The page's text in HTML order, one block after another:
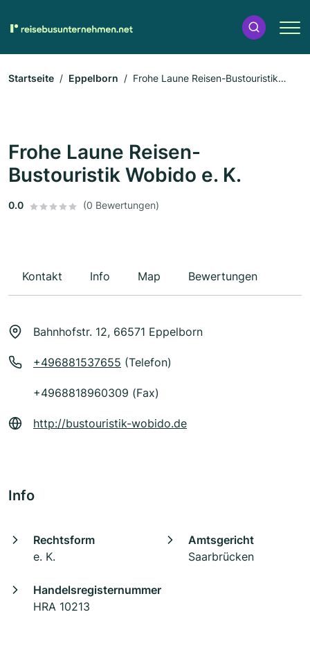
Startseite Eppelborn
Frohe Laune Reisen-Bustouristik
Frohe Laune Reisen-
Bustouristik Wobido e. K.
0.0 (0 Bewertungen)
Kontakt Info Map Bewertungen
Bahnhofstr. 12, 66571 Eppelborn
+496881537655 (Telefon)
+4968818960309 (Fax)
http://bustouristik-wobido.de
Info
Rechtsform
e. K.
Amtsgericht
Saarbrücken
Handelsregisternummer
HRA 10213